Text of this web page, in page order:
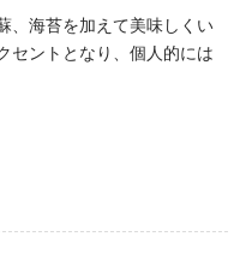
、海苔を加えて美味しくい
セントとなり、個人的には